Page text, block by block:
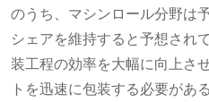
のうち、マシンロール分野は
シェアを維持すると予想され
装工程の効率を大幅に向上さ
トを迅速に包装する必要があ